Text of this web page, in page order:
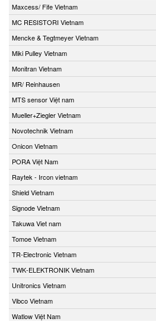
Maxcess/ Fife Vietnam
MC RESISTORI Vietnam
Mencke & Tegtmeyer Vietnam
Miki Pulley Vietnam
Monitran Vietnam
MR/ Reinhausen
MTS sensor Việt nam
Mueller+Ziegler Vietnam
Novotechnik Vietnam
Onicon Vietnam
PORA Việt Nam
Raytek - Ircon vietnam
Shield Vietnam
Signode Vietnam
Takuwa Viet nam
Tomoe Vietnam
TR-Electronic Vietnam
TWK-ELEKTRONIK Vietnam
Unitronics Vietnam
Vibco Vietnam
Watlow Việt Nam